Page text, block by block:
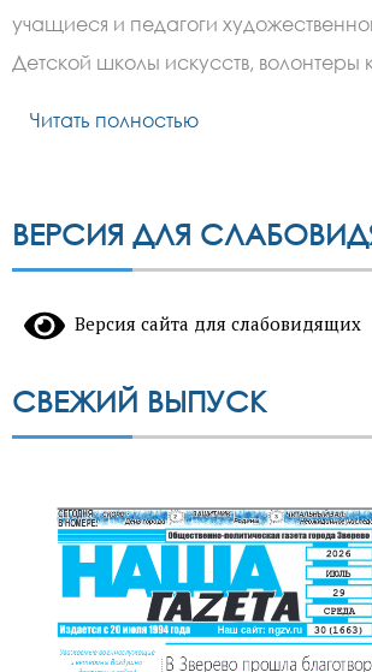
учащиеся и педагоги
Детской школы искусств, волонтеры
Читать полностью
ВЕРСИЯ ДЛЯ
Версия сайта для слабовидящих
СВЕЖИЙ ВЫПУСК